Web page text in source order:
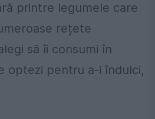
printre legumele care
rețete
să îi consumi în
optezi pentru a-i îndulci,